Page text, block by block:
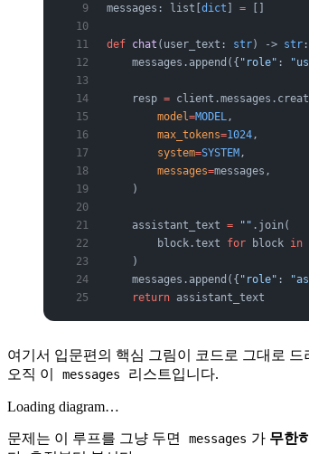
messages: list[dict ] = []
def chat (user_text: str) -> str :
    messages.append({
"role" :
    resp
=
        model
=MODEL,
        max_tokens
=1024,
        system
=SYSTEM,
        messages
=
    )
    assistant_text
= "" .join(
        block.text
for block in
    )
    messages.append({
"role" :
    return
assistant_text
여기서 입문편의 핵심 그림이 코드로 그대로 드
오직 이
messages 리스트입니다.
Loading diagram…
문제는 이 루프를 그냥 두면 messages 가 무한